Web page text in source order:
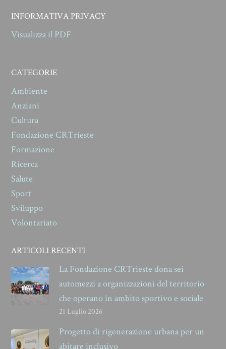
INFORMATIVA PRIVACY
Visualizza il PDF
CATEGORIE
Ambiente
Anziani
Cultura
Fondazione CRTrieste
Formazione
Ricerca
Salute
Sport
Sviluppo
Volontariato
ARTICOLI RECENTI
La Fondazione CRTrieste dona sei
automezzi a organizzazioni del territorio
che operano in ambito sportivo e sociale
21 Luglio 2026
Progetto di rigenerazione urbana per un
abitare inclusivo